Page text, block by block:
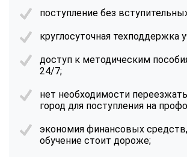
поступление без
круглосуточная техподдержка
доступ к методическим
24/7;
нет необходимости
город для поступления на
экономия финансовых
обучение стоит дороже;